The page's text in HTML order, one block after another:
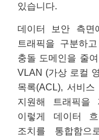
있습니다.
데이터 보안 측면
트래픽을 구분하
충돌 도메인을 줄
VLAN (가상 로컬
목록(ACL), 서비
지원해 트래픽을
이렇게 데이터
조치를 통합함으